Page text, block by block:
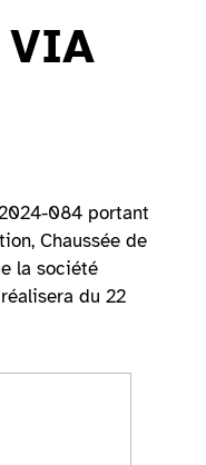
VIA
084 portant
Chaussée de
la société
du 22